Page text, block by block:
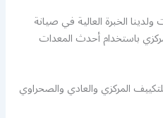
الخبرة العالية في صيانة
باستخدام أحدث المعدات
المركزي والعادي والصحراوي